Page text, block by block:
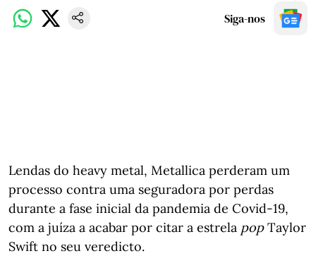
Siga-nos
Lendas do heavy metal, Metallica perderam um
processo contra uma seguradora por perdas
durante a fase inicial da pandemia de Covid-19,
com a juíza a acabar por citar a estrela popTaylor
Swift no seu veredicto.